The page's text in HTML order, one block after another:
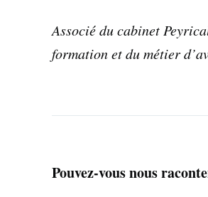
Associé du cabinet
formation et du métier
Pouvez-vous nous